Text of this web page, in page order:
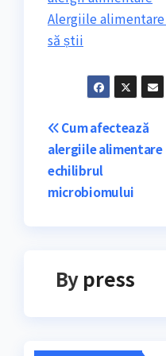
Alergiile
să știi
Navigare
în
articole
Cum afectează
alergiile alimentare
echilibrul
microbiomului
By press